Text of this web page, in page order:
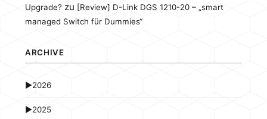
Upgrade? zu [Review] D-Link DGS 1210-20 – „smart
managed Switch für Dummies“
ARCHIVE
►2026
►2025